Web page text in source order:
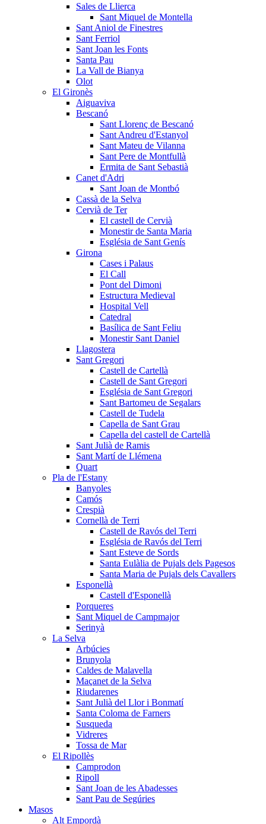
Sales de Llierca
Sant Miquel de Montella
Sant Aniol de Finestres
Sant Ferriol
Sant Joan les Fonts
Santa Pau
La Vall de Bianya
Olot
El Gironès
Aiguaviva
Bescanó
Sant Llorenç de Bescanó
Sant Andreu d'Estanyol
Sant Mateu de Vilanna
Sant Pere de Montfullà
Ermita de Sant Sebastià
Canet d'Adri
Sant Joan de Montbó
Cassà de la Selva
Cervià de Ter
El castell de Cervià
Monestir de Santa Maria
Església de Sant Genís
Girona
Cases i Palaus
El Call
Pont del Dimoni
Estructura Medieval
Hospital Vell
Catedral
Basílica de Sant Feliu
Monestir Sant Daniel
Llagostera
Sant Gregori
Castell de Cartellà
Castell de Sant Gregori
Església de Sant Gregori
Sant Bartomeu de Segalars
Castell de Tudela
Capella de Sant Grau
Capella del castell de Cartellà
Sant Julià de Ramis
Sant Martí de Llémena
Quart
Pla de l'Estany
Banyoles
Camós
Crespià
Cornellà de Terri
Castell de Ravós del Terri
Església de Ravós del Terri
Sant Esteve de Sords
Santa Eulàlia de Pujals dels Pagesos
Santa Maria de Pujals dels Cavallers
Esponellà
Castell d'Esponellà
Porqueres
Sant Miquel de Campmajor
Serinyà
La Selva
Arbúcies
Brunyola
Caldes de Malavella
Maçanet de la Selva
Riudarenes
Sant Julià del Llor i Bonmatí
Santa Coloma de Farners
Susqueda
Vidreres
Tossa de Mar
El Ripollès
Camprodon
Ripoll
Sant Joan de les Abadesses
Sant Pau de Segúries
Masos
Alt Empordà